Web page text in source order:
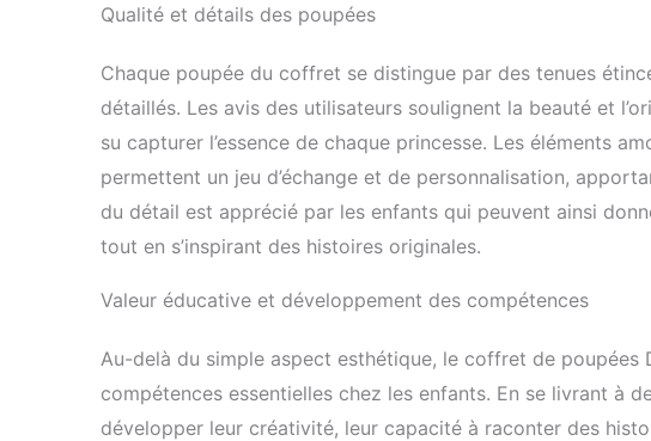
Qualité et détails des poupées
Chaque poupée du coffret se distingue par des tenues
détaillés. Les avis des utilisateurs soulignent la beauté et
su capturer l’essence de chaque princesse. Les éléments
permettent un jeu d’échange et de personnalisation,
du détail est apprécié par les enfants qui peuvent ainsi
tout en s’inspirant des histoires originales.
Valeur éducative et développement des compétences
Au-delà du simple aspect esthétique, le coffret de poupées
compétences essentielles chez les enfants. En se livrant à
développer leur créativité, leur capacité à raconter des